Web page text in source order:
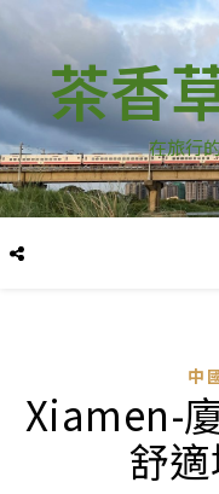
茶香
在旅行
中
Xiamen-
舒